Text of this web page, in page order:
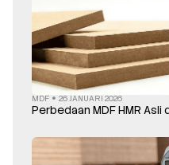
MDF 26 JANUARI 2026
Perbedaan MDF HMR Asli